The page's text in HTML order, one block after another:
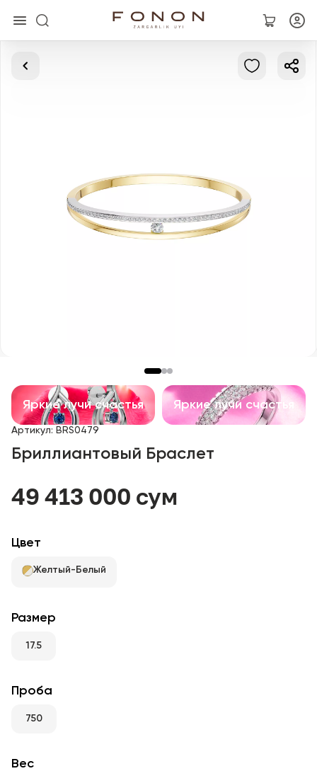
Главная
Браслеты
Аксессуары
Все
RU
Яркие лучи счастья Яркие лучи счастья
Артикул: BRS0479
Бриллиантовый Браслет
49 413 000 сум
Цвет
Желтый-Белый
Размер
17.5
Проба
750
Вес